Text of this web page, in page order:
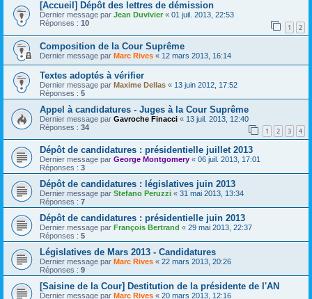
[Accueil] Dépôt des lettres de démission
Dernier message par Jean Duvivier « 01 juil. 2013, 22:53
Réponses : 10 1 2
Composition de la Cour Suprême
Dernier message par Marc Rives « 12 mars 2013, 16:14
Textes adoptés à vérifier
Dernier message par Maxime Dellas « 13 juin 2012, 17:52
Réponses : 5
Appel à candidatures - Juges à la Cour Suprême
Dernier message par Gavroche Finacci « 13 juil. 2013, 12:40
Réponses : 34 1 2 3 4
Dépôt de candidatures : présidentielle juillet 2013
Dernier message par George Montgomery « 06 juil. 2013, 17:01
Réponses : 3
Dépôt de candidatures : législatives juin 2013
Dernier message par Stefano Peruzzi « 31 mai 2013, 13:34
Réponses : 7
Dépôt de candidatures : présidentielle juin 2013
Dernier message par François Bertrand « 29 mai 2013, 22:37
Réponses : 5
Législatives de Mars 2013 - Candidatures
Dernier message par Marc Rives « 22 mars 2013, 20:26
Réponses : 9
[Saisine de la Cour] Destitution de la présidente de l'AN
Dernier message par Marc Rives « 20 mars 2013, 12:16